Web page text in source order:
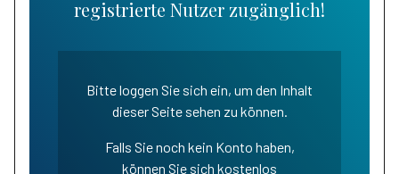
registrierte Nutzer zugänglich!
Bitte loggen Sie sich ein, um den Inhalt
dieser Seite sehen zu können.
Falls Sie noch kein Konto haben,
können Sie sich kostenlos